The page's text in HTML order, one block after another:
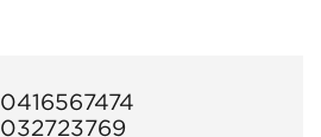
0416567474
032723769